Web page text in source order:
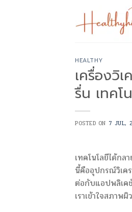
HEALTHY
เครื่องวิ
รื่น เทคโ
POSTED ON 7 JUL,
เทคโนโลยีได้ก
นี้คืออุปกรณ์วิเค
ต่อกับแอปพลิเค
เราเข้าใจสภาพ